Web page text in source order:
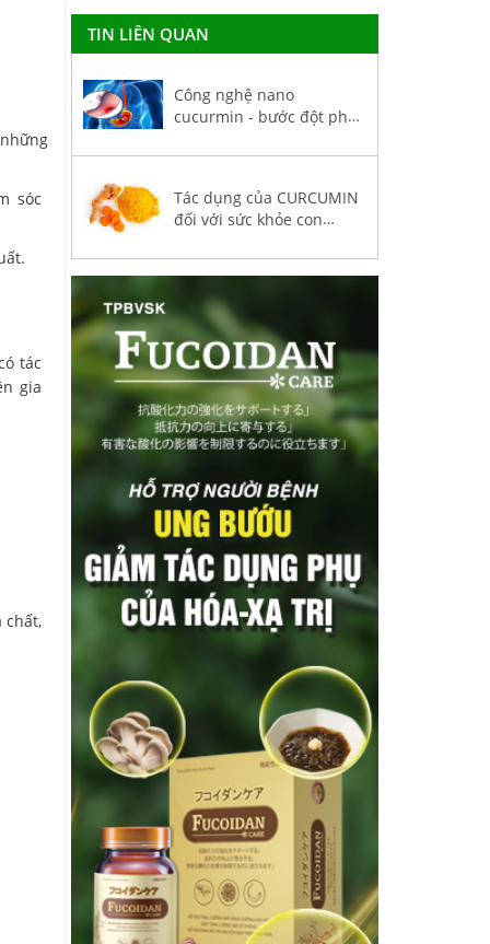
sóc
tác
gia
chất,
TIN LIÊN QUAN
Công nghệ nano
cucurmin - bước đột phá
dạ dày và ung thư
Tác dụng của CURCUMIN
đối với sức khỏe con